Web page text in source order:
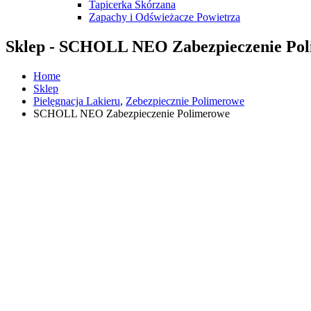
Tapicerka Skórzana
Zapachy i Odświeżacze Powietrza
Sklep - SCHOLL NEO Zabezpieczenie
Home
Sklep
Pielęgnacja Lakieru, Zebezpiecznie Polimerowe
SCHOLL NEO Zabezpieczenie Polimerowe